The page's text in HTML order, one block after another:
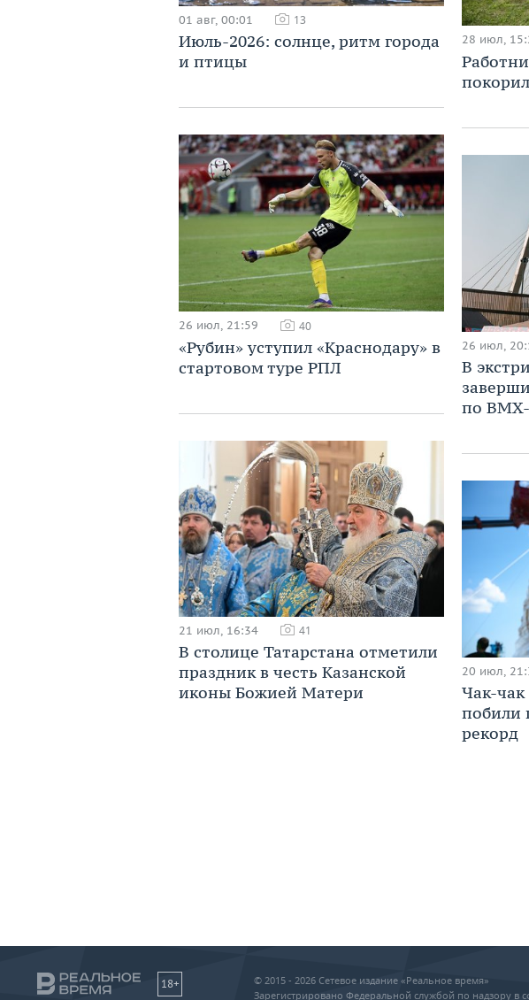
01 авг, 00:01 13
Июль-2026: солнце, ритм города
и птицы
26 июл, 21:59 40
«Рубин» уступил «Краснодару» в
стартовом туре РПЛ
21 июл, 16:34 41
В столице Татарстана отметили
праздник в честь Казанской
иконы Божией Матери
28 июл,
26 июл,
В
по
20 июл,
Чак-
побили
рекорд
18+
© 2015 - 2026 Сетевое издание «Реальное время»
Зарегистрировано Федеральной службой по надзору в